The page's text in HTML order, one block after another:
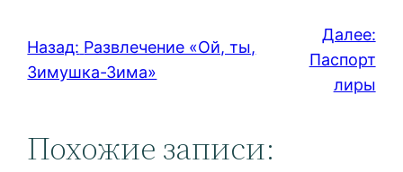
Назад: Развлечение «Ой, ты,
Зимушка-Зима»
Далее:
Паспорт
лиры
Похожие записи: